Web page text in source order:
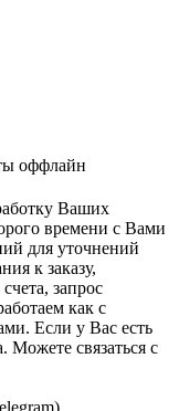
оффлайн
Ваших
времени с Вами
для уточнений
к заказу,
запрос
как с
Если у Вас есть
Можете связаться с